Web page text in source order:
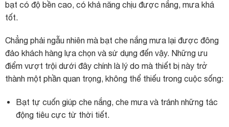
bạt có độ bền cao, có khả năng chịu được nắng, mưa khá
tốt.
Chẳng phải ngẫu nhiên mà bạt che nắng mưa lại được đông
đảo khách hàng lựa chọn và sử dụng đến vậy. Những ưu
điểm vượt trội dưới đây chính là lý do mà thiết bị này trở
thành một phần quan trọng, không thể thiếu trong cuộc sống:
Bạt tự cuốn giúp che nắng, che mưa và tránh những tác
động tiêu cực từ thời tiết.